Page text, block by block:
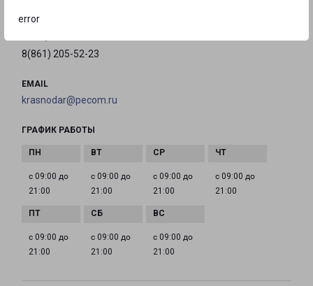
error
8(861) 205-52-23
EMAIL
krasnodar@pecom.ru
ГРАФИК РАБОТЫ
с 09:00 до
21:00
с 09:00 до
21:00
с 09:00 до
21:00
с 09:00 до
21:00
с 09:00 до
21:00
с 09:00 до
21:00
с 09:00 до
21:00